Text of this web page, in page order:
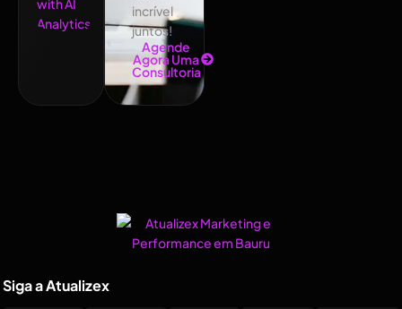
incrível
juntos!
Agende
Agora Uma
Consultoria
Siga a Atualizex